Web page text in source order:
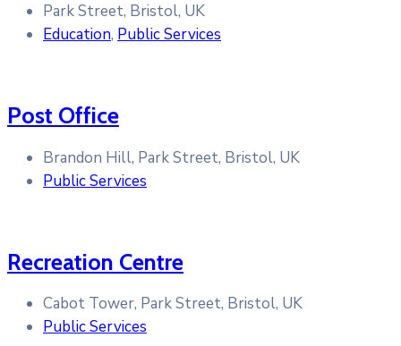
Park Street, Bristol, UK
Education, Public Services
Post Office
Brandon Hill, Park Street, Bristol, UK
Public Services
Recreation Centre
Cabot Tower, Park Street, Bristol, UK
Public Services